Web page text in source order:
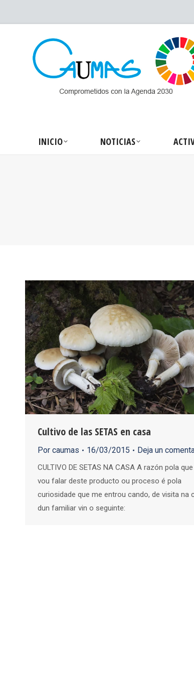
INICIO NOTICIAS
Cultivo de las SETAS en casa
Por caumas 16/03/2015 Deja un
CULTIVO DE SETAS NA CASA A razón pola
vou falar deste producto ou proceso é pola
curiosidade que me entrou cando, de visita na
dun familiar vin o seguinte: